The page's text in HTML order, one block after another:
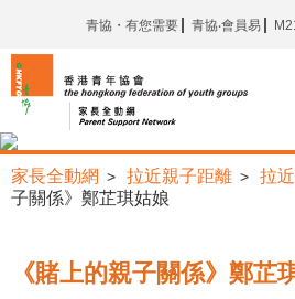
青協・有您需要 青協‧會員易
家長全動網 > 拉近親子距離 > 拉
子關係》鄭芷琪姑娘
《賭上的親子關係》鄭芷